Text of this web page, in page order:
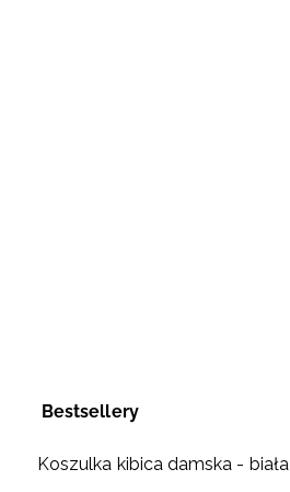
Bestsellery
Koszulka kibica damska - biała